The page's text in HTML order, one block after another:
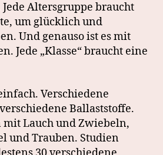
Altersgruppe braucht
um glücklich und
Und genauso ist es mit
Jede „Klasse“ braucht eine
Verschiedene
Ballaststoffe.
mit Lauch und Zwiebeln,
und Trauben. Studien